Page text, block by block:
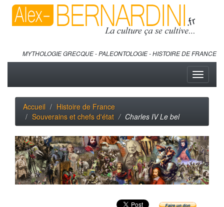
MYTHOLOGIE GRECQUE - PALEONTOLOGIE - HISTOIRE DE FRANCE
Toggle
Accueil
Histoire de France
Souverains et chefs d'état
Charles IV Le bel